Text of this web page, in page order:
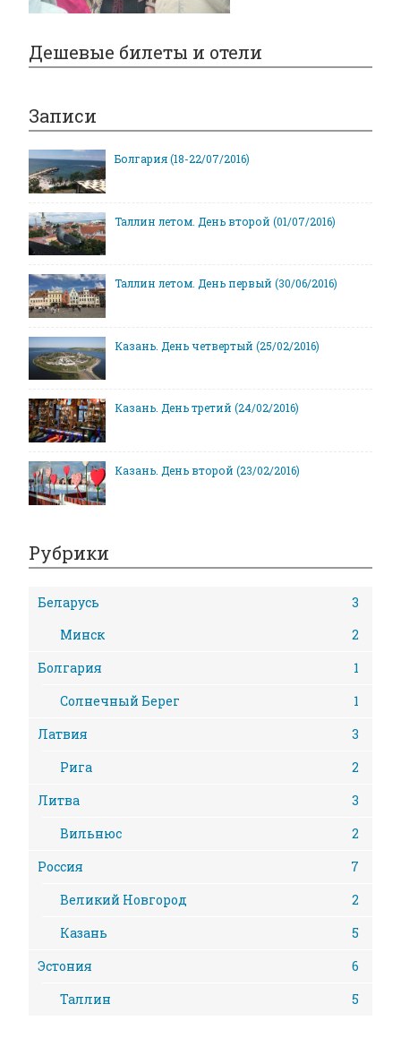
Дешевые билеты и отели
Записи
Болгария (18-22/07/2016)
Таллин летом. День второй (01/07/2016)
Таллин летом. День первый (30/06/2016)
Казань. День четвертый (25/02/2016)
Казань. День третий (24/02/2016)
Казань. День второй (23/02/2016)
Рубрики
Беларусь
3
Минск
2
Болгария
1
Солнечный Берег
1
Латвия
3
Рига
2
Литва
3
Вильнюс
2
Россия
7
Великий Новгород
2
Казань
5
Эстония
6
Таллин
5